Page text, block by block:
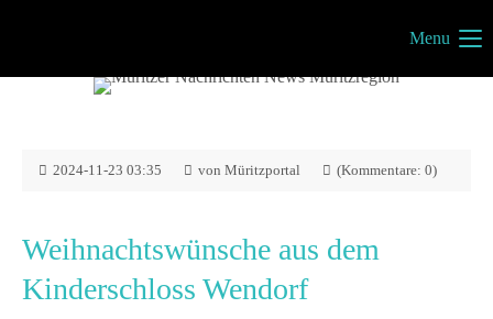
Kontakt
Menu
2024-11-23 03:35 von Müritzportal (Kommentare: 0)
Weihnachtswünsche aus dem
Kinderschloss Wendorf